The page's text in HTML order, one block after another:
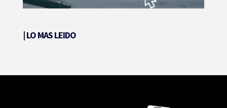
|LO MAS LEIDO